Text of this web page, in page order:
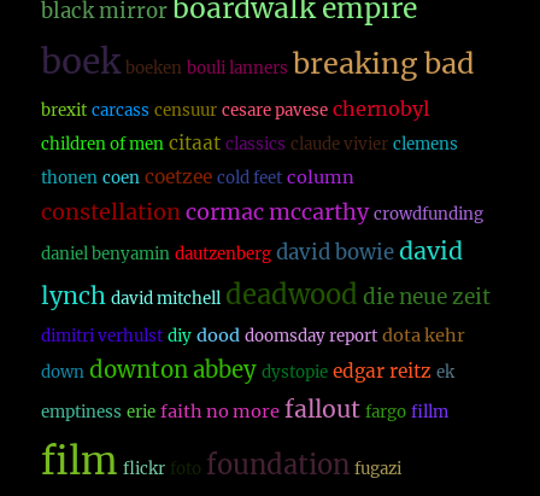
black mirror boardwalk empire
boek boeken bouli lanners breaking bad
brexit carcass censuur cesare pavese chernobyl
children of men citaat classics claude vivier clemens
thonen coen coetzee cold feet column
constellationcormac mccarthy crowdfunding
daniel benyamin dautzenberg david bowie david
lynch david mitchell deadwood die neue zeit
dimitri verhulst diy dood doomsday report dota kehr
down downton abbey dystopie edgar reitz ek
emptiness erie faith no more fallout fargo fillm
film flickr foto foundation fugazi